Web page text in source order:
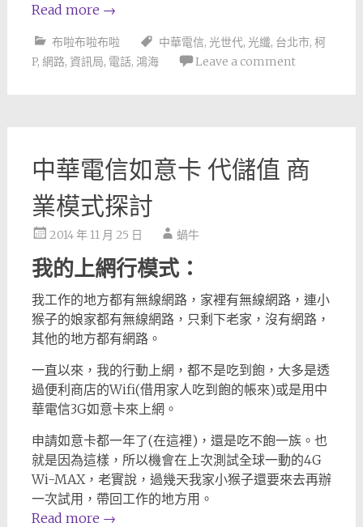
Read more →
布啦布啦布啦 中華電信, 光世代, 光纖, 台北市, 柯
P, 網路, 資訊局, 電話, 鴻海 Leave a comment
中華電信如意卡 代儲值 商
業模式探討
2014 年 11 月 25 日 蝸牛
我的上網行模式：
我工作的地方都有無線網路，家裡有無線網路，連小
猴子的娘家都有無線網路，只剩下老家，沒有網路，
其他的地方都有網路。
一直以來，我的行動上網，都不是吃到飽，大多是透
過便利商店的Wifi(借用家人吃到飽的帳來)或是用中
華電信3G如意卡來上網。
申請如意卡都一年了(在這裡)，還是吃不飽一族。也
就是因為這樣，所以機會在上次測試全球一動的4G
Wi-MAX，老實說，過幾天我家小猴子還要來去再辦
一次試用，帶回工作的地方用。
Read more →